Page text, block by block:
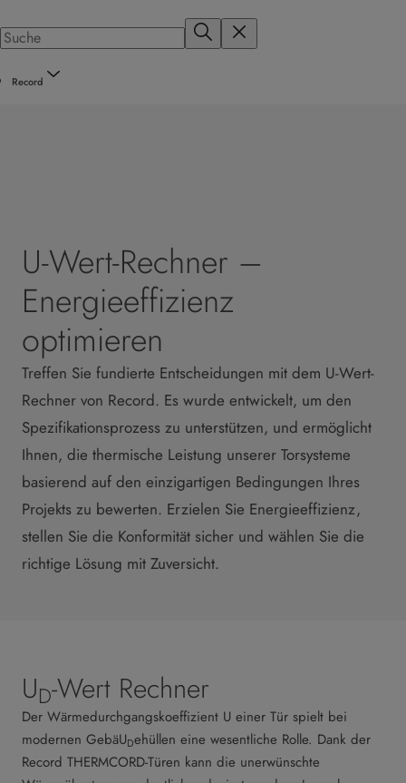
Record
U-Wert-Rechner –
Energieeffizienz
optimieren
Treffen Sie fundierte Entscheidungen mit dem U-Wert-
Rechner von Record. Es wurde entwickelt, um den
Spezifikationsprozess zu unterstützen, und ermöglicht
Ihnen, die thermische Leistung unserer Torsysteme
basierend auf den einzigartigen Bedingungen Ihres
Projekts zu bewerten. Erzielen Sie Energieeffizienz,
stellen Sie die Konformität sicher und wählen Sie die
richtige Lösung mit Zuversicht.
UD-Wert Rechner
Der Wärmedurchgangskoeffizient U einer Tür spielt bei
modernen GebäUDehüllen eine wesentliche Rolle. Dank der
Record THERMCORD-Türen kann die unerwünschte